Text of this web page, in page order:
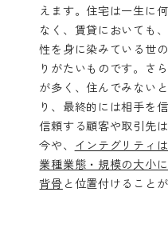
えます。住宅は一生に
なく、賃貸においても
性を身に染みている世
りがたいものです。さ
が多く、住んでみない
り、最終的には相手を
信頼する顧客や取引先
今や、 インテグリティ
業種業態・規模の大小
背骨 と位置付けることが